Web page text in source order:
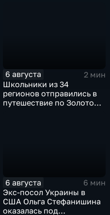
6 августа
2 мин
Школьники из 34
регионов отправились в
путешествие по Золотому
6 августа
6 мин
Экс-посол Украины в
США Ольга Стефанишина
оказалась под